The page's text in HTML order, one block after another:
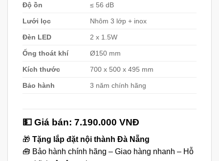
Độ ồn ≤ 56 dB
Lưới lọc Nhôm 3 lớp + inox
Đèn LED 2 x 1.5W
Ống thoát khí Ø150 mm
Kích thước 700 x 500 x 495 mm
Bảo hành 3 năm chính hãng
💵 Giá bán: 7.190.000 VNĐ
🎁 Tặng lắp đặt nội thành Đà Nẵng
🧰 Bảo hành chính hãng – Giao hàng nhanh – Hỗ